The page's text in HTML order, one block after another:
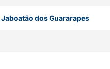
Jaboatão dos Guararapes